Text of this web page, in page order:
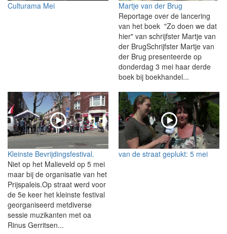
Culturama Mei
Martje van der Brug
Reportage over de lancering
van het boek "Zo doen we dat
hier" van schrijfster Martje van
der BrugSchrijfster Martje van
der Brug presenteerde op
donderdag 3 mei haar derde
boek bij boekhandel...
Kleinste Bevrijdingsfestival.
Niet op het Malieveld op 5 mei
maar bij de organisatie van het
Prijspaleis.Op straat werd voor
de 5e keer het kleinste festival
georganiseerd metdiverse
sessie muzikanten met oa
Rinus Gerritsen...
van de straat geplukt: 5 mei